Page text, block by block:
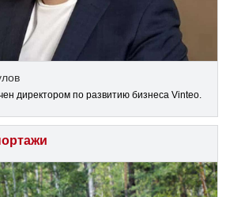
директором по развитию бизнеса Vinteo.